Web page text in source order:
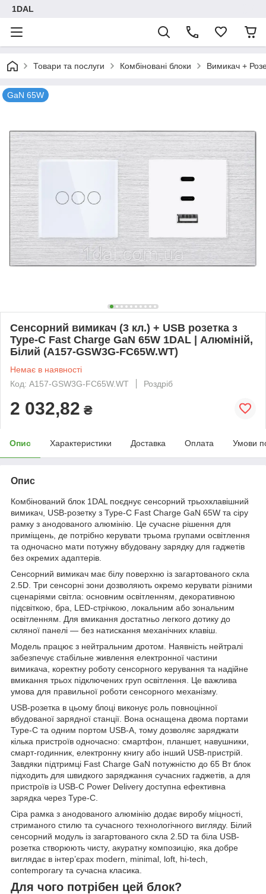
1DAL
Товари та послуги Комбіновані блоки Вимикач +
GaN 65W
Сенсорний вимикач (3 кл.) + USB розетка з
Type-C Fast Charge GaN 65W 1DAL | Алюміній,
Білий (A157-GSW3G-FC65W.WT)
Немає в наявності
Код: A157-GSW3G-FC65W.WT
Роздріб
2 032,82 ₴
Опис Характеристики Доставка Оплата Умови
Опис
Комбінований блок 1DAL поєднує сенсорний трьохклавішний
вимикач, USB-розетку з Type-C Fast Charge GaN 65W та сіру
рамку з анодованого алюмінію. Це сучасне рішення для
приміщень, де потрібно керувати трьома групами освітлення
та одночасно мати потужну вбудовану зарядку для гаджетів
без окремих адаптерів.
Сенсорний вимикач має білу поверхню із загартованого скла
2.5D. Три сенсорні зони дозволяють окремо керувати різними
сценаріями світла: основним освітленням, декоративною
підсвіткою, бра, LED-стрічкою, локальним або зональним
освітленням. Для вмикання достатньо легкого дотику до
скляної панелі — без натискання механічних клавіш.
Модель працює з нейтральним дротом. Наявність нейтралі
забезпечує стабільне живлення електронної частини
вимикача, коректну роботу сенсорного керування та надійне
вмикання трьох підключених груп освітлення. Це важлива
умова для правильної роботи сенсорного механізму.
USB-розетка в цьому блоці виконує роль повноцінної
вбудованої зарядної станції. Вона оснащена двома портами
Type-C та одним портом USB-A, тому дозволяє заряджати
кілька пристроїв одночасно: смартфон, планшет, навушники,
смарт-годинник, електронну книгу або інший USB-пристрій.
Завдяки підтримці Fast Charge GaN потужністю до 65 Вт блок
підходить для швидкого заряджання сучасних гаджетів, а для
пристроїв із USB-C Power Delivery доступна ефективна
зарядка через Type-C.
Сіра рамка з анодованого алюмінію додає виробу міцності,
стриманого стилю та сучасного технологічного вигляду. Білий
сенсорний модуль із загартованого скла 2.5D та біла USB-
розетка створюють чисту, акуратну композицію, яка добре
виглядає в інтер’єрах modern, minimal, loft, hi-tech,
contemporary та сучасна класика.
Для чого потрібен цей блок?